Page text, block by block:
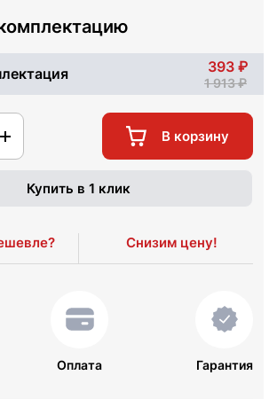
393
1 913
В корзину
Купить в 1 клик
Снизим цену!
Оплата Гарантия